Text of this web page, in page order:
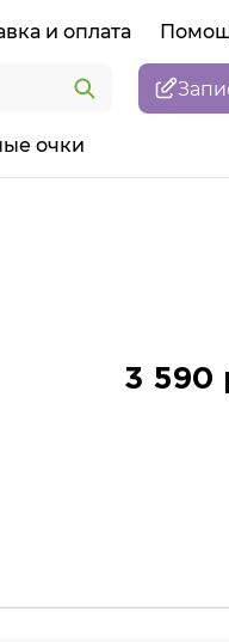
и оплата
очки
3 590